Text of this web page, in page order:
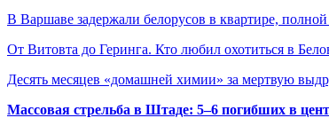
В Варшаве задержали белорусов в квартире, полной
От Витовта до Геринга. Кто любил охотиться в
Десять месяцев «домашней химии» за мертвую
Массовая стрельба в Штаде: 5–6 погибших в